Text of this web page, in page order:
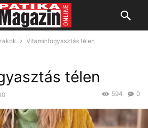
Vitaminfogyasztás télen
télen
0
594